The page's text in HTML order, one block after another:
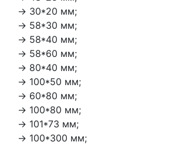
30*20 мм;
58*30 мм;
58*40 мм;
58*60 мм;
80*40 мм;
100*50 мм;
60*80 мм;
100*80 мм;
101*73 мм;
100*300 мм;